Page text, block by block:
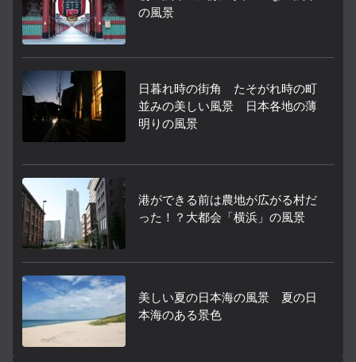
の風景
日暮れ時の街角 たそがれ時の町
並みの美しい風景 日本各地の薄
明りの風景
港ができる前は農地が広がる村だ
った！？大都会「横浜」の風景
美しい夏の日本海の風景 夏の日
本海のある景色